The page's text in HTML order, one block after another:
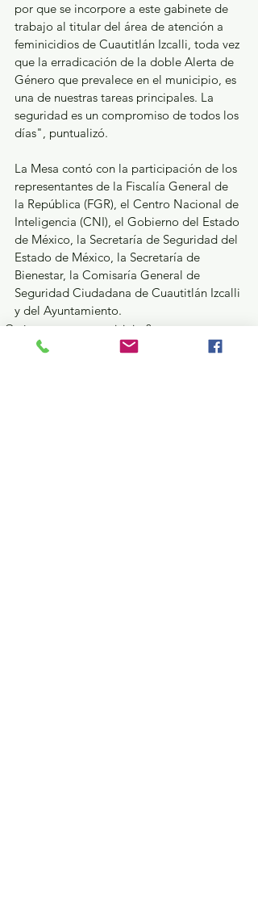
por que se incorpore a este gabinete de
trabajo al titular del área de atención a
feminicidios de Cuautitlán Izcalli, toda vez
que la erradicación de la doble Alerta de
Género que prevalece en el municipio, es
una de nuestras tareas principales. La
seguridad es un compromiso de todos los
días", puntualizó.
La Mesa contó con la participación de los
representantes de la Fiscalía General de
la República (FGR), el Centro Nacional de
Inteligencia (CNI), el Gobierno del Estado
de México, la Secretaría de Seguridad del
Estado de México, la Secretaría de
Bienestar, la Comisaría General de
Seguridad Ciudadana de Cuautitlán Izcalli
y del Ayuntamiento.
¿Qué pasa en tus municipios?